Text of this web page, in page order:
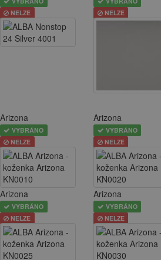
NELZE
NELZE
Arizona
VYBRÁNO
NELZE
Arizona
VYBRÁNO
NELZE
Arizona
VYBRÁNO
NELZE
Arizona
VYBRÁNO
NELZE